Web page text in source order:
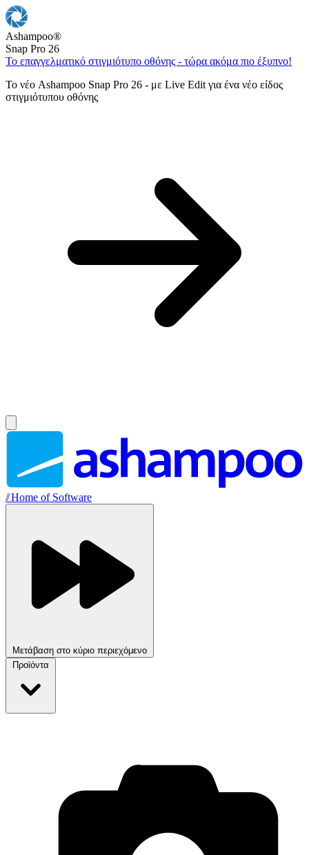
Ashampoo®
Snap Pro 26
Το επαγγελματικό στιγμιότυπο οθόνης - τώρα ακόμα πιο έξυπνο!
Το νέο Ashampoo Snap Pro 26 - με Live Edit για ένα νέο είδος
στιγμιότυπου οθόνης
//Home of Software
Μετάβαση στο κύριο περιεχόμενο
Προϊόντα